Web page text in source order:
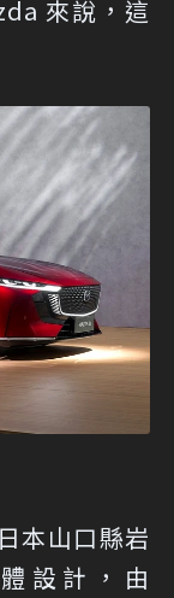
來說，這
本山口縣岩
設計，由